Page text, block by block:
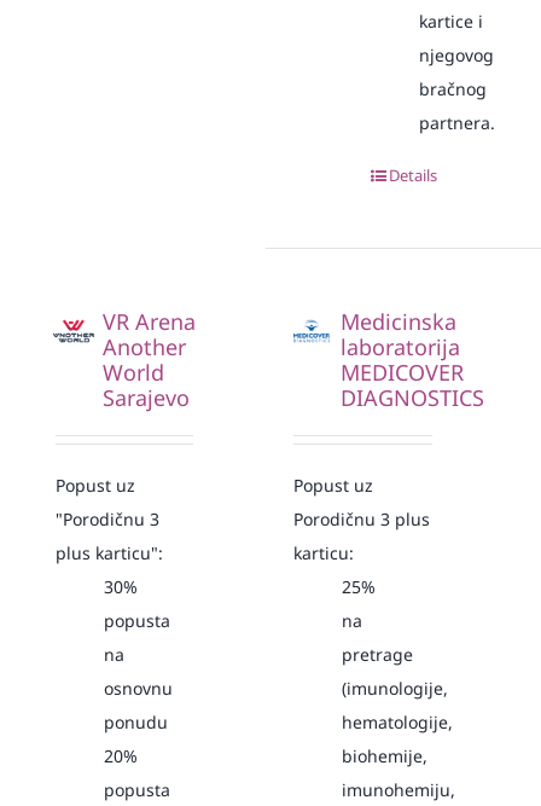
kartice i
njegovog
bračnog
partnera.
Details
VR Arena
Another
World
Sarajevo
Popust uz
"Porodičnu 3
plus karticu":
30%
popusta
na
osnovnu
ponudu
20%
popusta
Medicinska
laboratorija
MEDICOVER
DIAGNOSTICS
Popust uz
Porodičnu 3 plus
karticu:
25%
na
pretrage
(imunologije,
hematologije,
biohemije,
imunohemiju,